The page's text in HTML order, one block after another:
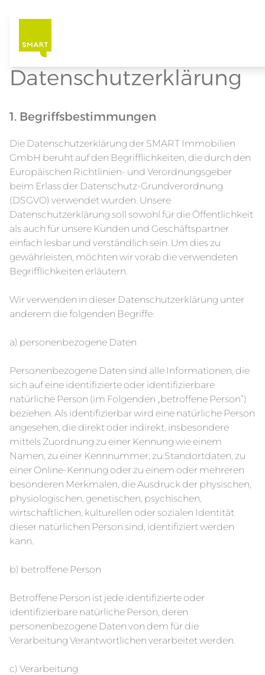
main
content
Datenschutzerklärung
1. Begriffsbestimmungen
Die Datenschutzerklärung der SMART Immobilien
GmbH beruht auf den Begrifflichkeiten, die durch den
Europäischen Richtlinien- und Verordnungsgeber
beim Erlass der Datenschutz-Grundverordnung
(DSGVO) verwendet wurden. Unsere
Datenschutzerklärung soll sowohl für die Öffentlichkeit
als auch für unsere Kunden und Geschäftspartner
einfach lesbar und verständlich sein. Um dies zu
gewährleisten, möchten wir vorab die verwendeten
Begrifflichkeiten erläutern.
Wir verwenden in dieser Datenschutzerklärung unter
anderem die folgenden Begriffe:
a) personenbezogene Daten
Personenbezogene Daten sind alle Informationen, die
sich auf eine identifizierte oder identifizierbare
natürliche Person (im Folgenden „betroffene Person“)
beziehen. Als identifizierbar wird eine natürliche Person
angesehen, die direkt oder indirekt, insbesondere
mittels Zuordnung zu einer Kennung wie einem
Namen, zu einer Kennnummer, zu Standortdaten, zu
einer Online-Kennung oder zu einem oder mehreren
besonderen Merkmalen, die Ausdruck der physischen,
physiologischen, genetischen, psychischen,
wirtschaftlichen, kulturellen oder sozialen Identität
dieser natürlichen Person sind, identifiziert werden
kann.
b) betroffene Person
Betroffene Person ist jede identifizierte oder
identifizierbare natürliche Person, deren
personenbezogene Daten von dem für die
Verarbeitung Verantwortlichen verarbeitet werden.
c) Verarbeitung